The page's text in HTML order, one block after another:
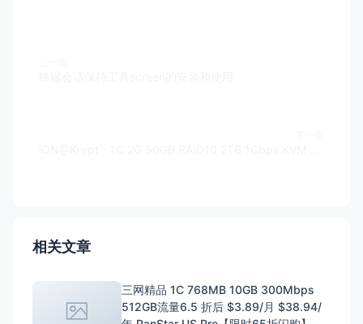
相关文章
三网精品 1C 768MB 10GB 300Mbps
512GB流量6.5 折后 $3.89/月 $38.94/